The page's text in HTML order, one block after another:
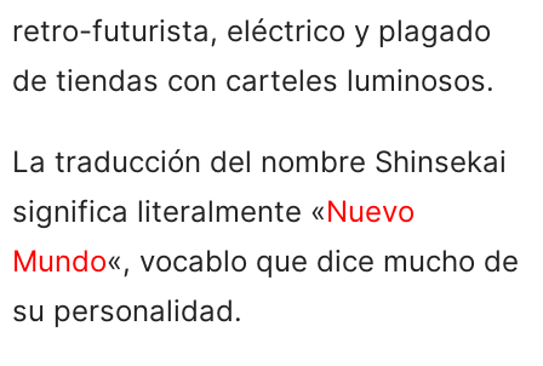
retro-futurista, eléctrico y plagado
de tiendas con carteles luminosos.
La traducción del nombre Shinsekai
significa literalmente «Nuevo
Mundo«, vocablo que dice mucho de
su personalidad.